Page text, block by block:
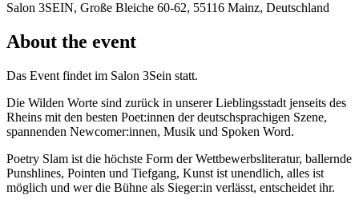
Salon 3SEIN, Große Bleiche 60-62, 55116 Mainz, Deutschland
About the event
Das Event findet im Salon 3Sein statt.
Die Wilden Worte sind zurück in unserer Lieblingsstadt jenseits des
Rheins mit den besten Poet:innen der deutschsprachigen Szene,
spannenden Newcomer:innen, Musik und Spoken Word.
Poetry Slam ist die höchste Form der Wettbewerbsliteratur, ballernde
Punshlines, Pointen und Tiefgang, Kunst ist unendlich, alles ist
möglich und wer die Bühne als Sieger:in verlässt, entscheidet ihr.